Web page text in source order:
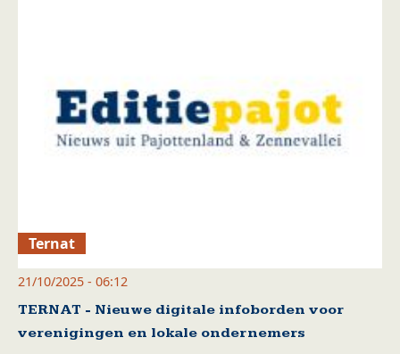
Ternat
21/10/2025 - 06:12
TERNAT - Nieuwe digitale infoborden voor
verenigingen en lokale ondernemers